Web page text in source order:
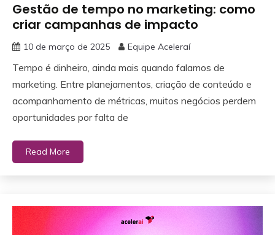
Gestão de tempo no marketing: como
criar campanhas de impacto
10 de março de 2025 Equipe Aceleraí
Tempo é dinheiro, ainda mais quando falamos de
marketing. Entre planejamentos, criação de conteúdo e
acompanhamento de métricas, muitos negócios perdem
oportunidades por falta de
Read More